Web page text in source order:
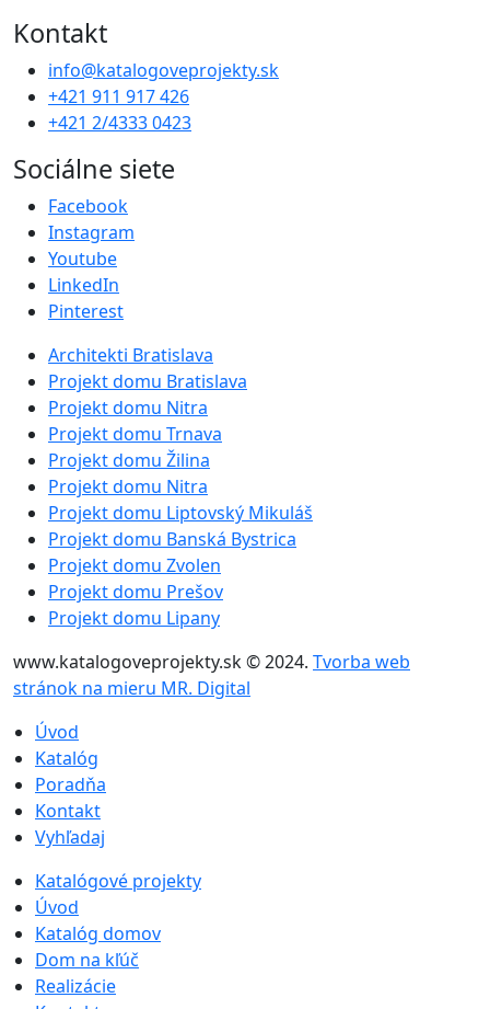
Kontakt
info@katalogoveprojekty.sk
+421 911 917 426
+421 2/4333 0423
Sociálne siete
Facebook
Instagram
Youtube
LinkedIn
Pinterest
Architekti Bratislava
Projekt domu Bratislava
Projekt domu Nitra
Projekt domu Trnava
Projekt domu Žilina
Projekt domu Nitra
Projekt domu Liptovský Mikuláš
Projekt domu Banská Bystrica
Projekt domu Zvolen
Projekt domu Prešov
Projekt domu Lipany
www.katalogoveprojekty.sk © 2024. Tvorba web
stránok na mieru MR. Digital
Úvod
Katalóg
Poradňa
Kontakt
Vyhľadaj
Katalógové projekty
Úvod
Katalóg domov
Dom na kľúč
Realizácie